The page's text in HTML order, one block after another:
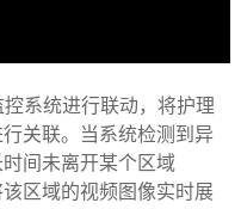
系统进行联动，将护理
关联。当系统检测到异
间未离开某个区域
区域的视频图像实时展